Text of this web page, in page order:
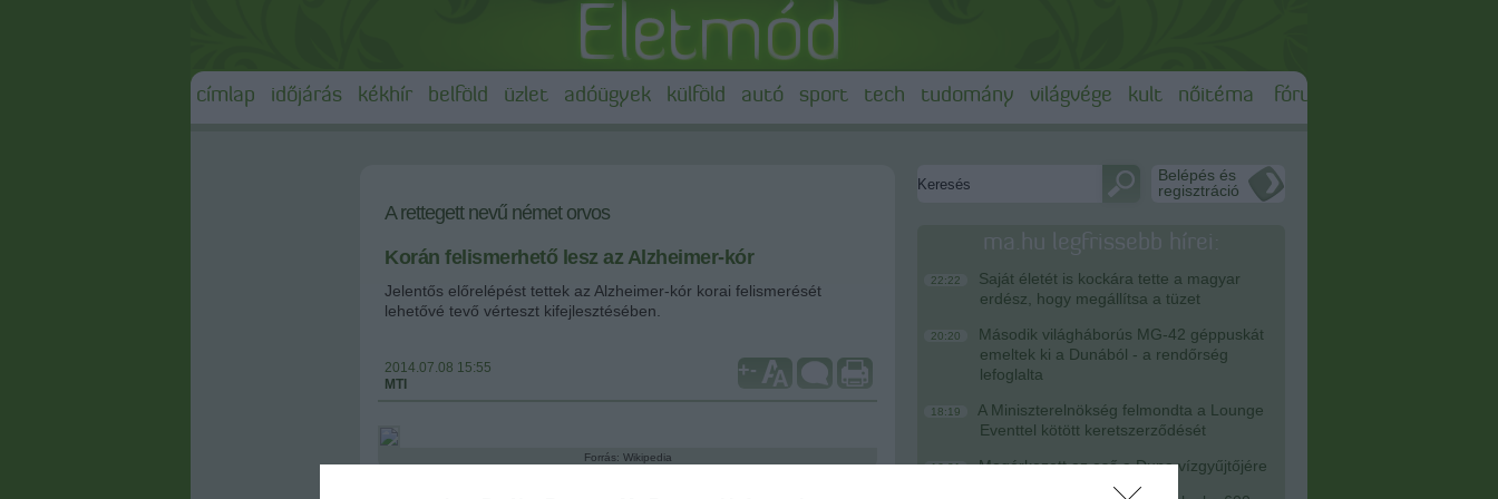
címlap időjárás kékhír belföld üzlet adóügyek külföld autó sport tech tudomány világvége kult nőitéma fórum
A rettegett nevű német orvos
Korán felismerhető lesz az Alzheimer-kór
Jelentős előrelépést tettek az Alzheimer-kór korai felismerését
lehetővé tevő vérteszt kifejlesztésében.
2014.07.08 15:55
MTI
+-
Forrás: Wikipedia
Belépés és
regisztráció
ma.hu legfrissebb hírei:
22:22
Saját életét is kockára tette a magyar
erdész, hogy megállítsa a tüzet
20:20
Második világháborús MG-42 géppuskát
emeltek ki a Dunából - a rendőrség
lefoglalta
18:19
A Miniszterelnökség felmondta a Lounge
Eventtel kötött keretszerződését
16:21 Megérkezett az eső a Duna vízgyűjtőjére